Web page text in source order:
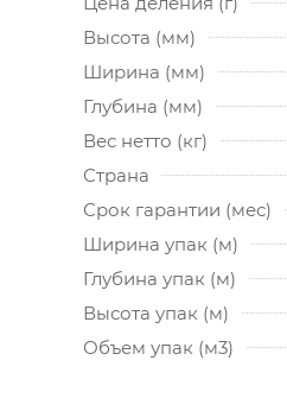
Высота (мм)
Ширина (мм)
Глубина (мм)
Вес нетто (кг)
Страна
Срок гарантии (мес)
Ширина упак (м)
Глубина упак (м)
Высота упак (м)
Объем упак (м3)